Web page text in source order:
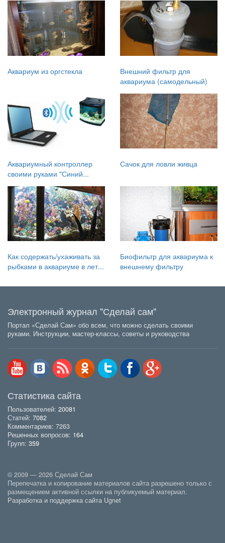
Аквариум из оргстекла
Внешний фильтр для
аквариума (самодельный)
Аквариумный контроллер
своими руками "Синий...
Сачок для ловли живца
Как содержать/ухаживать за
рыбками в аквариуме в лет...
Биофильтр для аквариума к
внешнему фильтру
Электронный журнал "Сделай сам"
Портал «Сделай Сам» обо всем, что можно сделать своими
руками. Инструкции, мастер-классы, советы и руководства
Статистика сайта
Пользователей: 20081
Статей: 7082
Комментариев: 7263
Решенных вопросов: 164
Групп: 359
© 2009 — 2026 Сделай Сам
Перепечатка и копирование материалов сайта разрешено только с
размещением активной ссылки на публикуемый материал.
Разработка и поддержка сайта Ugnet